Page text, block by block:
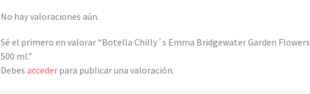
No hay valoraciones aún.
Sé el primero en valorar “Botella Chilly´s Emma Bridgewater Garden Flowers
500 ml.”
Debesacceder para publicar una valoración.